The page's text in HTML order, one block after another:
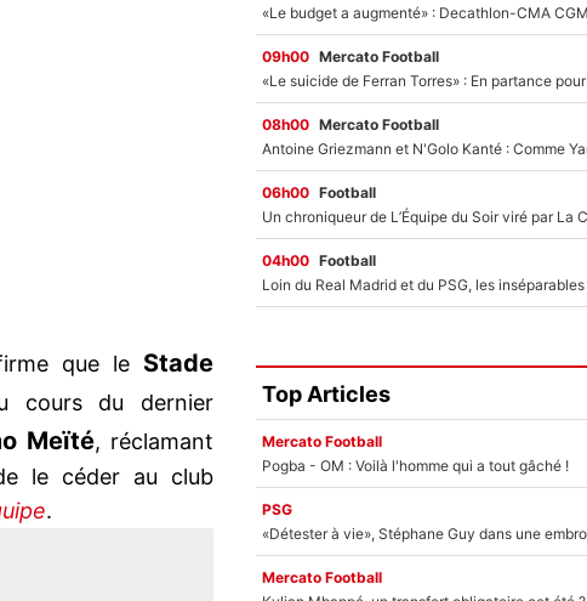
que le Stade
cours du dernier
Meïté, réclamant
le céder au club
.
09h00 Mercato Football
08h00 Mercato Football
06h00 Football
04h00 Football
Top Articles
Mercato Football
Pogba - OM : Voilà l'homme qui a tout gâché !
PSG
Mercato Football